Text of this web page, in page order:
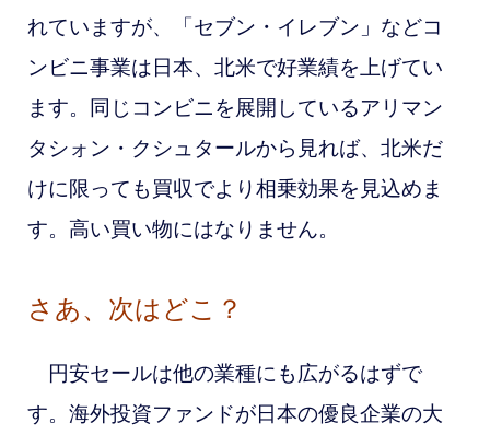
れていますが、「セブン・イレブン」などコ
ンビニ事業は日本、北米で好業績を上げてい
ます。同じコンビニを展開しているアリマン
タシォン・クシュタールから見れば、北米だ
けに限っても買収でより相乗効果を見込めま
す。高い買い物にはなりません。
さあ、次はどこ？
円安セールは他の業種にも広がるはずで
す。海外投資ファンドが日本の優良企業の大